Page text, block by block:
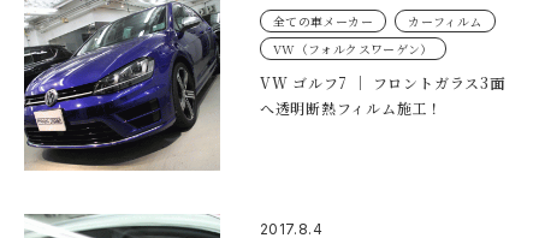
全ての車メーカー
カーフィルム
VW（フォルクスワーゲン）
VW ゴルフ7 ｜ フロントガラス3面
へ透明断熱フィルム施工！
2017.8.4